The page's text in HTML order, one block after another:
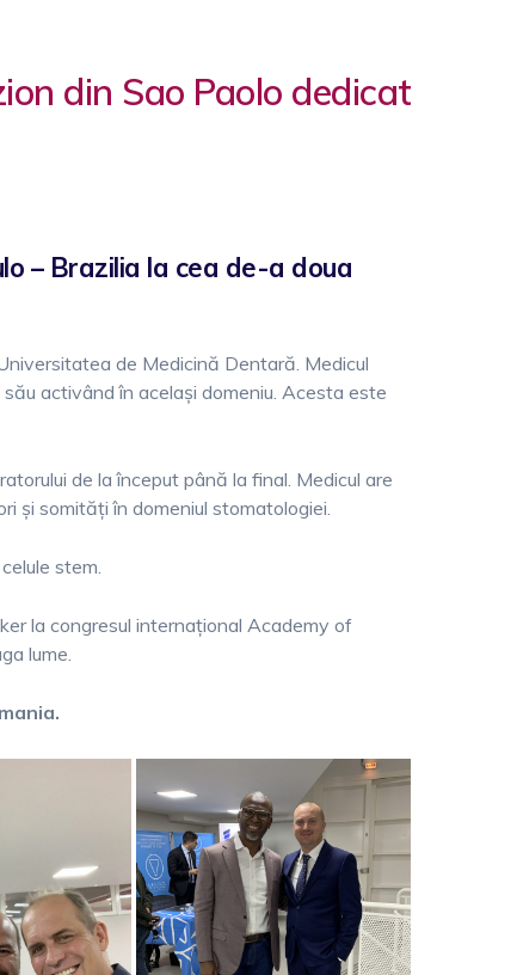
din Sao Paolo dedicat
– Brazilia la cea de-a doua
de Medicină Dentară. Medicul
activând în același domeniu. Acesta este
de la început până la final. Medicul are
și somități în domeniul stomatologiei.
stem.
la congresul internațional Academy of
lume.